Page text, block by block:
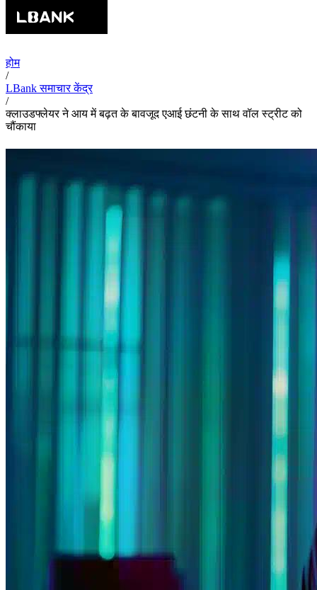
होम
/
LBank समाचार केंद्र
/
क्लाउडफ्लेयर ने आय में बढ़त के बावजूद एआई छंटनी के साथ वॉल स्ट्रीट को
चौंकाया